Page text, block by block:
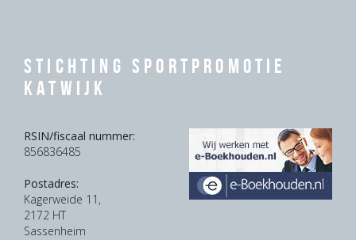
Stichting Sportpromotie
Katwijk
RSIN/fiscaal nummer:
856836485
Postadres:
Kagerweide 11,
2172 HT
Sassenheim